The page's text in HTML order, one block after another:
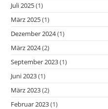
Juli 2025(1)
März 2025(1)
Dezember 2024(1)
März 2024(2)
September 2023(1)
Juni 2023(1)
März 2023(2)
Februar 2023(1)